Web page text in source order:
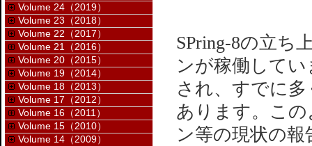
SPring-8の立ち
ンが稼働して
され、すでに
あります。こ
ン等の現状の
Volume 24（2019）
Volume 23（2018）
Volume 22（2017）
Volume 21（2016）
Volume 20（2015）
Volume 19（2014）
Volume 18（2013）
Volume 17（2012）
Volume 16（2011）
Volume 15（2010）
Volume 14（2009）